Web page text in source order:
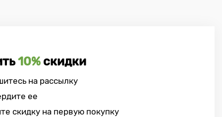
10% скидки
на рассылку
ее
скидку на первую покупку